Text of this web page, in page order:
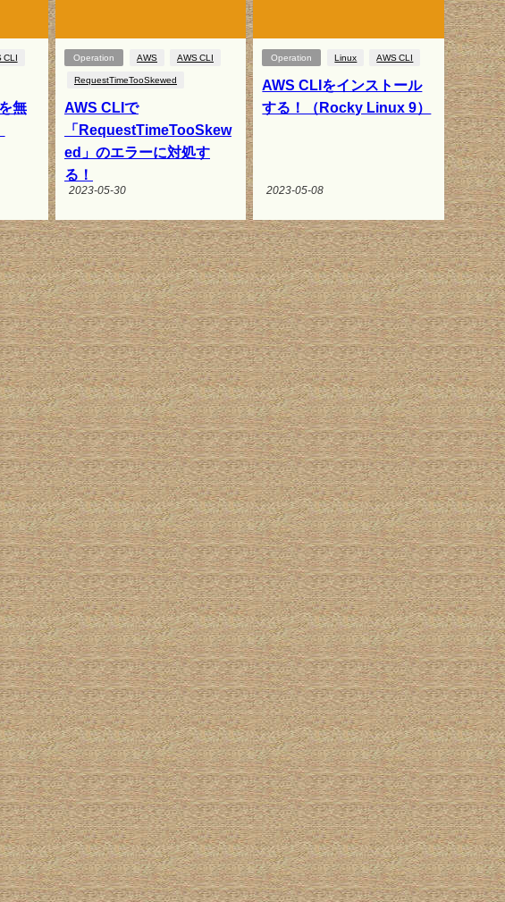
CLI
無
Operation AWS AWS CLI
RequestTimeTooSkewed
AWS CLIで
「RequestTimeTooSkew
ed」のエラーに対処す
る！
2023-05-30
Operation Linux AWS CLI
AWS CLIをインストール
する！（Rocky Linux 9）
2023-05-08